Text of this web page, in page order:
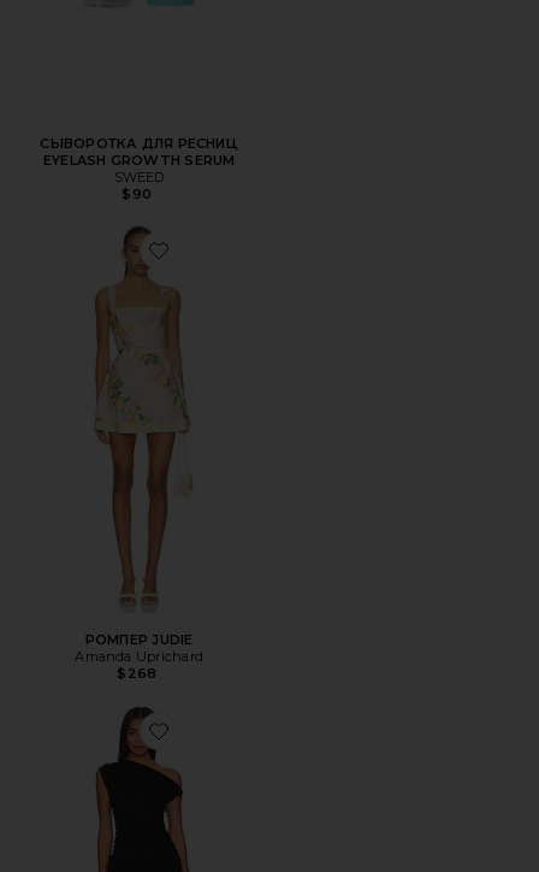
СЫВОРОТКА ДЛЯ РЕСНИЦ
EYELASH GROWTH SERUM
SWEED
$90
Favorite РОМПЕР JUDIE
РОМПЕР JUDIE
Amanda Uprichard
$268
Favorite ПЛАТЬЕ ORIGINAL SIN